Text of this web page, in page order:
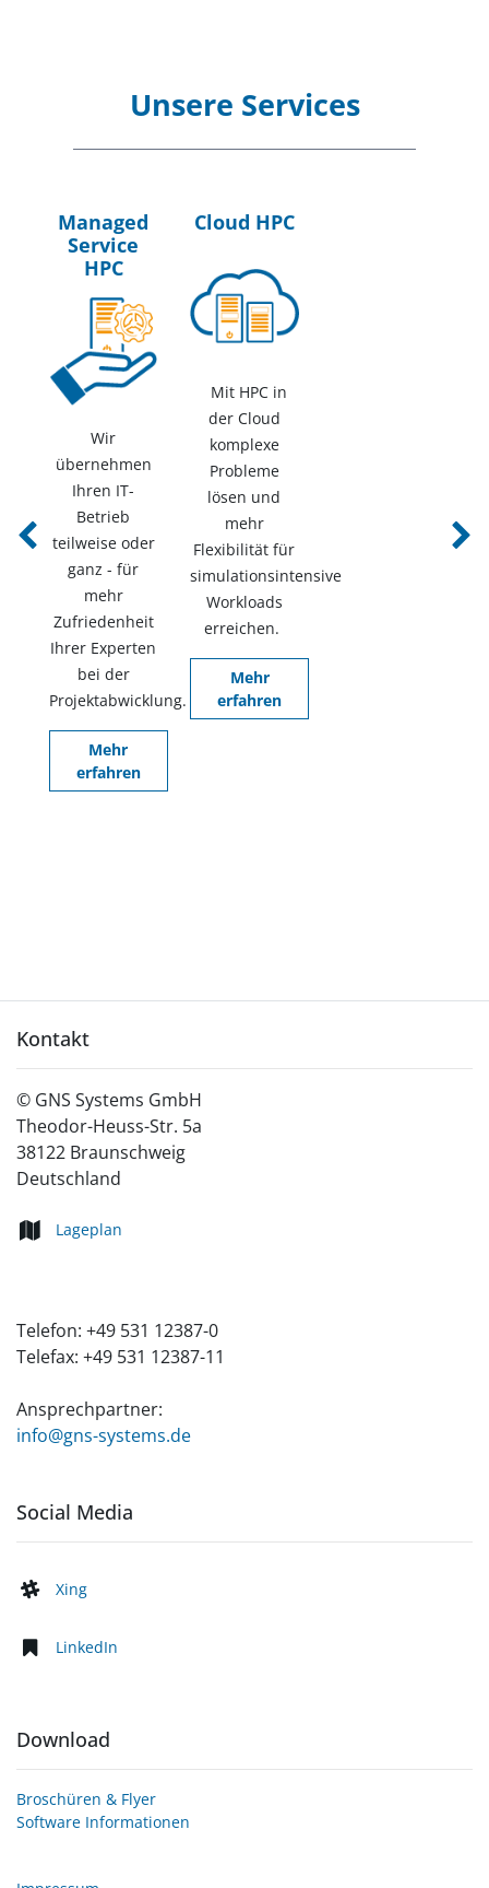
Unsere Services
Managed
Service
HPC
Wir
übernehmen
Ihren IT-
Betrieb
teilweise oder
ganz - für
mehr
Zufriedenheit
Ihrer Experten
bei der
Projektabwicklung.
Mehr
erfahren
Cloud HPC
Mit HPC in
der Cloud
komplexe
Probleme
lösen und
mehr
Flexibilität für
simulationsintensive
Workloads
erreichen.
Mehr
erfahren
Previous Next
Kontakt
© GNS Systems GmbH
Theodor-Heuss-Str. 5a
38122 Braunschweig
Deutschland
Lageplan
Telefon: +49 531 12387-0
Telefax: +49 531 12387-11
Ansprechpartner:
info@gns-systems.de
Social Media
Xing
LinkedIn
Download
Broschüren & Flyer
Software Informationen